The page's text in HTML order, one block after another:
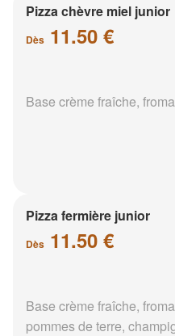
Pizza chèvre miel junior
Dès 11.50 €
Base crème fraîche,
Pizza fermière junior
Dès 11.50 €
Base crème fraîche,
pommes de terre,